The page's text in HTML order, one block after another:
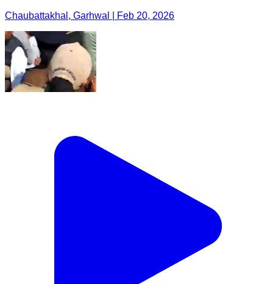
Chaubattakhal, Garhwal | Feb 20, 2026